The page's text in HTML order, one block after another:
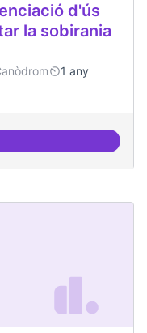
d'ús
la sobirania
1 any
en la